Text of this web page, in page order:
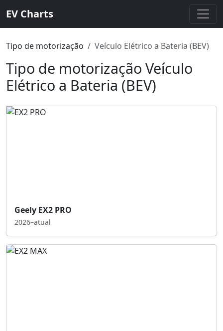
EV Charts
Tipo de motorização Veículo Elétrico a Bateria (BEV)
Tipo de motorização Veículo
Elétrico a Bateria (BEV)
Geely EX2 PRO
2026–atual